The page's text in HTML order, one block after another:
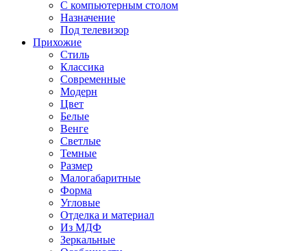
С компьютерным столом
Назначение
Под телевизор
Прихожие
Стиль
Классика
Современные
Модерн
Цвет
Белые
Венге
Светлые
Темные
Размер
Малогабаритные
Форма
Угловые
Отделка и материал
Из МДФ
Зеркальные